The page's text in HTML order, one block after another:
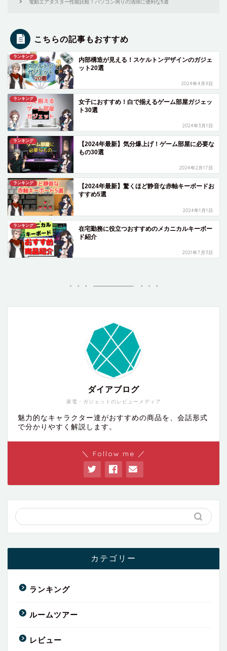
電動エアダスター性能比較！パソコン周りの清掃に便利な5選
こちらの記事もおすすめ
ランキング
内部構造が見える！スケルトンデザインのガジェ
ット20選
2024年4月9日
ランキング
女子におすすめ！白で揃えるゲーム部屋ガジェッ
ト30選
2024年3月1日
ランキング
【2024年最新】気分爆上げ！ゲーム部屋に必要な
もの30選
2024年2月17日
ランキング
【2024年最新】驚くほど静音な赤軸キーボードお
すすめ5選
2024年1月1日
ランキング
在宅勤務に役立つおすすめのメカニカルキーボー
ド紹介
2021年7月3日
家電・ガジェットのレビューメディア
ダイアブログ
魅力的なキャラクター達がおすすめの商品を、会話形式
で分かりやすく解説します。
＼ Follow me ／
カテゴリー
ランキング
ルームツアー
レビュー